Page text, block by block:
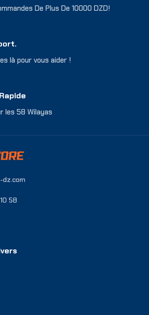
De Plus De 10000 DZD!
là pour vous aider !
les 58 Wilayas
58